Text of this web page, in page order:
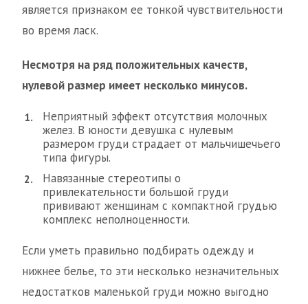
является признаком ее тонкой чувствительности
во время ласк.
Несмотря на ряд положительных качеств,
нулевой размер имеет несколько минусов.
Неприятный эффект отсутствия молочных
желез. В юности девушка с нулевым
размером груди страдает от мальчишечьего
типа фигуры.
Навязанные стереотипы о
привлекательности большой груди
прививают женщинам с компактной грудью
комплекс неполноценности.
Если уметь правильно подбирать одежду и
нижнее белье, то эти несколько незначительных
недостатков маленькой груди можно выгодно